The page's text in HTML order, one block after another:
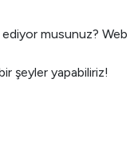
ediyor musunuz? Web
şeyler yapabiliriz!